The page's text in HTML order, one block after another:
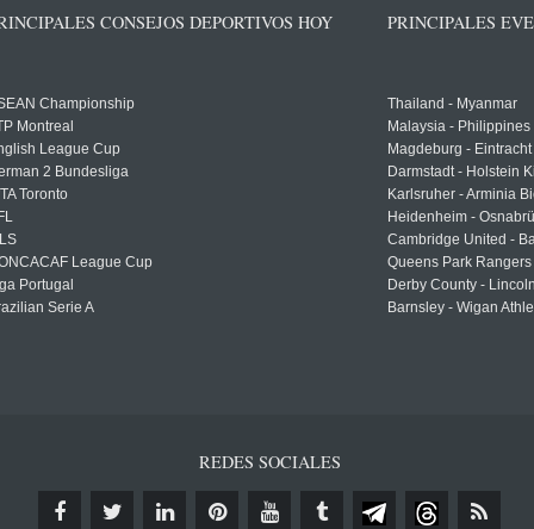
CONSEJOS DEPORTIVOS HOY
Championship
Montreal
League Cup
2 Bundesliga
Toronto
League Cup
Portugal
Serie A
PRINCIPALES
Thailand - Myanmar
Malaysia - Philippines
Magdeburg -
Darmstadt - Holstein
Karlsruher - Arminia
Heidenheim -
Cambridge United -
Queens Park Rangers
Derby County -
Barnsley - Wigan
REDES SOCIALES